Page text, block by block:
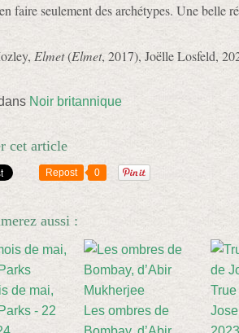
faire seulement des archétypes. Une belle
Elmet(Elmet, 2017), Joëlle Losfeld,
Noir britannique
cet article
Repost 0
aussi :
de mai,
- 22
Les ombres de